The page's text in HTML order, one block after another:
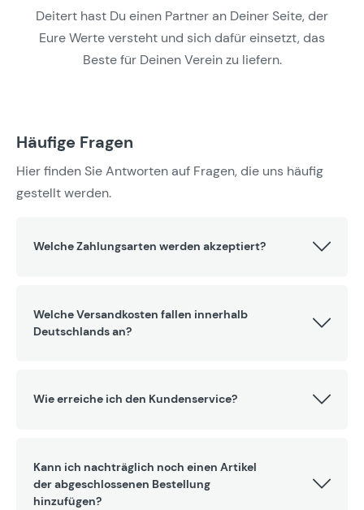
Deitert hast Du einen Partner an Deiner Seite, der
Eure Werte versteht und sich dafür einsetzt, das
Beste für Deinen Verein zu liefern.
Häufige Fragen
Hier finden Sie Antworten auf Fragen, die uns häufig
gestellt werden.
Welche Zahlungsarten werden akzeptiert?
Welche Versandkosten fallen innerhalb
Deutschlands an?
Wie erreiche ich den Kundenservice?
Kann ich nachträglich noch einen Artikel
der abgeschlossenen Bestellung
hinzufügen?